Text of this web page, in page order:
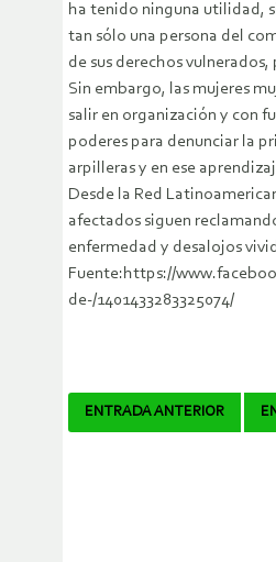
ha tenido ninguna utilidad,
tan sólo una persona del
de sus derechos
Sin embargo, las mujeres
salir en organización y con
poderes para denunciar la
arpilleras y en ese
Desde la Red
afectados siguen
enfermedad y desalojos
Fuente:https://
de-/1401433283325074/
Navegador
ENTRADA ANTERIOR